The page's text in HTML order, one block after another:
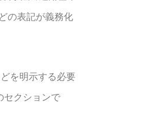
の表記が義務化
を明示する必要
セクションで